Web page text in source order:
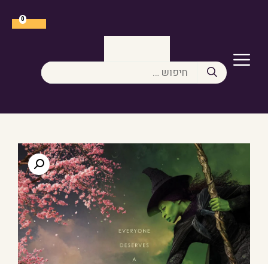
חיפוש:
0
תפריט